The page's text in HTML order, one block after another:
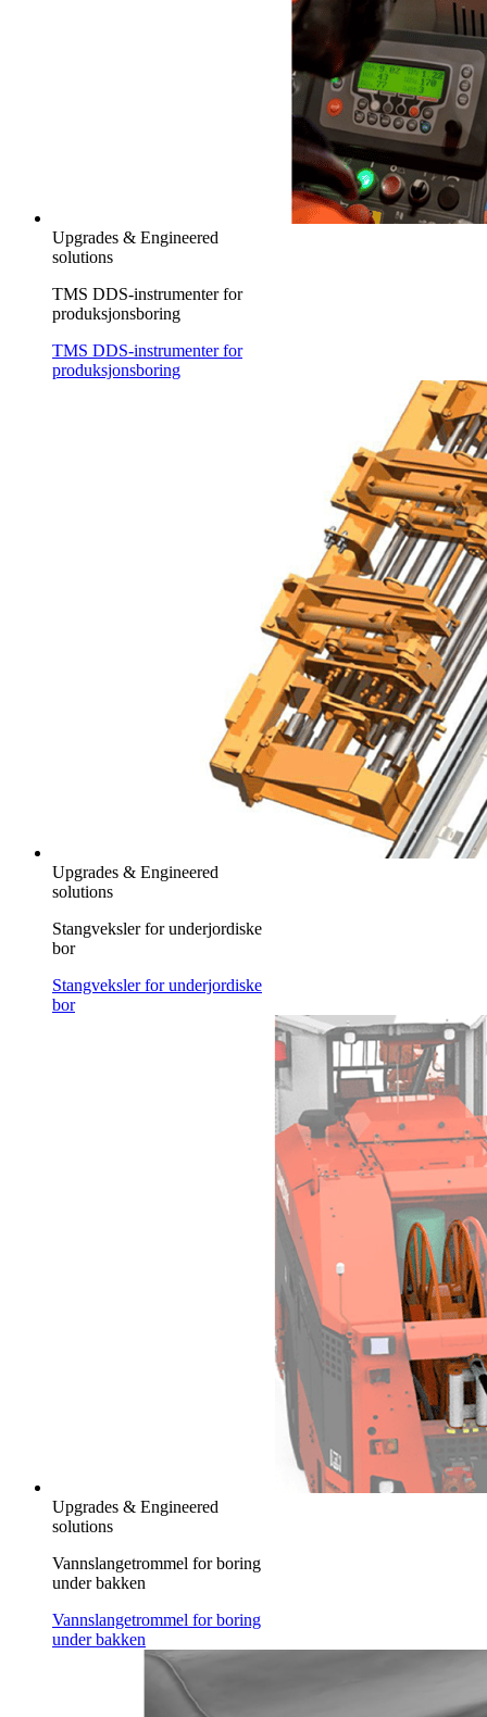
Upgrades & Engineered
solutions
TMS DDS-instrumenter for
produksjonsboring
TMS DDS-instrumenter for
produksjonsboring
Upgrades & Engineered
solutions
Stangveksler for underjordiske
bor
Stangveksler for underjordiske
bor
Upgrades & Engineered
solutions
Vannslangetrommel for boring
under bakken
Vannslangetrommel for boring
under bakken